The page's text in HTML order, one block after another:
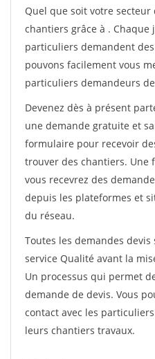
Quel que soit votre
chantiers grâce à . Chaque
particuliers demandent
pouvons facilement vous
particuliers demandeurs
Devenez dès à présent
une demande gratuite et
formulaire pour recevoir
trouver des chantiers. Une
vous recevrez des
depuis les plateformes et
du réseau.
Toutes les demandes
service Qualité avant la
Un processus qui permet
demande de devis. Vous
contact avec les
leurs chantiers travaux.